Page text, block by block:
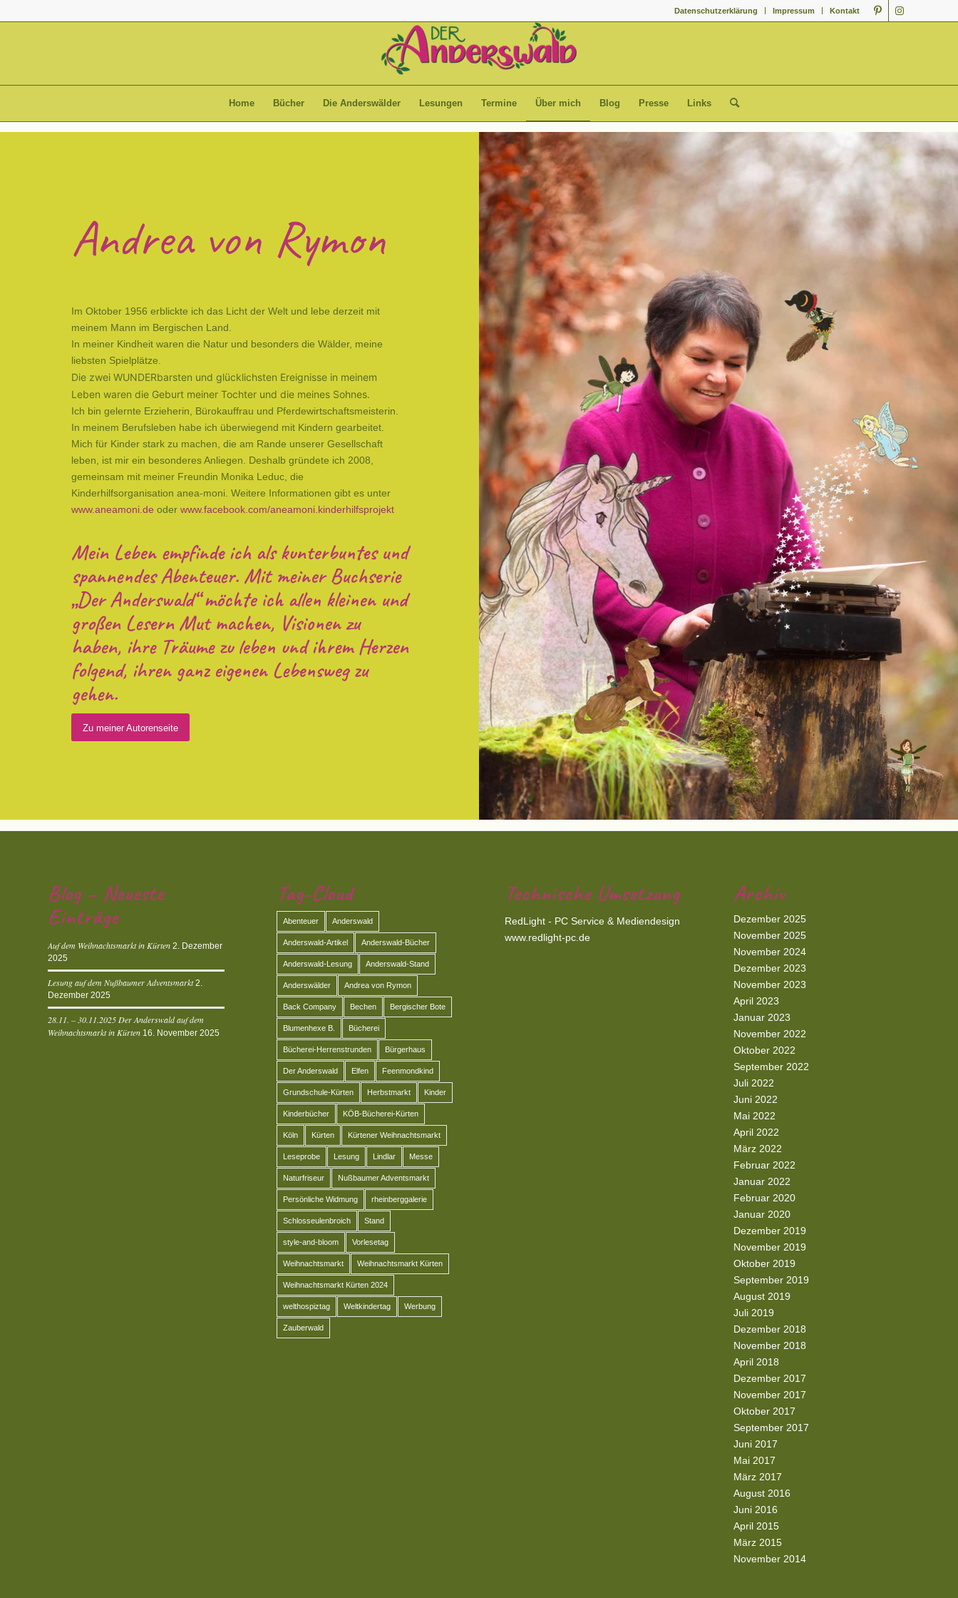
Datenschutzerklärung Impressum Kontakt
Home Bücher Die Anderswälder Lesungen Termine Über mich Blog Presse Links
Andrea von Rymon
Im Oktober 1956 erblickte ich das Licht der Welt und lebe derzeit mit
meinem Mann im Bergischen Land.
In meiner Kindheit waren die Natur und besonders die Wälder, meine
liebsten Spielplätze.
Die zwei WUNDERbarsten und glücklichsten Ereignisse in meinem
Leben waren die Geburt meiner Tochter und die meines Sohnes.
Ich bin gelernte Erzieherin, Bürokauffrau und Pferdewirtschaftsmeisterin.
In meinem Berufsleben habe ich überwiegend mit Kindern gearbeitet.
Mich für Kinder stark zu machen, die am Rande unserer Gesellschaft
leben, ist mir ein besonderes Anliegen. Deshalb gründete ich 2008,
gemeinsam mit meiner Freundin Monika Leduc, die
Kinderhilfsorganisation anea-moni. Weitere Informationen gibt es unter
www.aneamoni.de oder www.facebook.com/aneamoni.kinderhilfsprojekt
Mein Leben empfinde ich als kunterbuntes und
spannendes Abenteuer. Mit meiner Buchserie
„Der Anderswald“ möchte ich allen kleinen und
großen Lesern Mut machen, Visionen zu
haben, ihre Träume zu leben und ihrem Herzen
folgend, ihren ganz eigenen Lebensweg zu
gehen.
Zu meiner Autorenseite
Blog – Neueste
Einträge
Auf dem Weihnachtsmarkt in Kürten 2. Dezember
2025
Lesung auf dem Nußbaumer Adventsmarkt 2.
Dezember 2025
28.11. – 30.11.2025 Der Anderswald auf dem
Weihnachtsmarkt in Kürten 16. November 2025
Tag-Cloud
Abenteuer Anderswald
Anderswald-Artikel Anderswald-Bücher
Anderswald-Lesung Anderswald-Stand
Anderswälder Andrea von Rymon
Back Company Bechen Bergischer Bote
Blumenhexe B. Bücherei
Bücherei-Herrenstrunden Bürgerhaus
Der Anderswald Elfen Feenmondkind
Grundschule-Kürten Herbstmarkt Kinder
Kinderbücher KÖB-Bücherei-Kürten
Köln Kürten Kürtener Weihnachtsmarkt
Leseprobe Lesung Lindlar Messe
Naturfriseur Nußbaumer Adventsmarkt
Persönliche Widmung rheinberggalerie
Schlosseulenbroich Stand
style-and-bloom Vorlesetag
Weihnachtsmarkt Weihnachtsmarkt Kürten
Weihnachtsmarkt Kürten 2024
welthospiztag Weltkindertag Werbung
Zauberwald
Technische Umsetzung
RedLight - PC Service & Mediendesign
www.redlight-pc.de
Archiv
Dezember 2025
November 2025
November 2024
Dezember 2023
November 2023
April 2023
Januar 2023
November 2022
Oktober 2022
September 2022
Juli 2022
Juni 2022
Mai 2022
April 2022
März 2022
Februar 2022
Januar 2022
Februar 2020
Januar 2020
Dezember 2019
November 2019
Oktober 2019
September 2019
August 2019
Juli 2019
Dezember 2018
November 2018
April 2018
Dezember 2017
November 2017
Oktober 2017
September 2017
Juni 2017
Mai 2017
März 2017
August 2016
Juni 2016
April 2015
März 2015
November 2014